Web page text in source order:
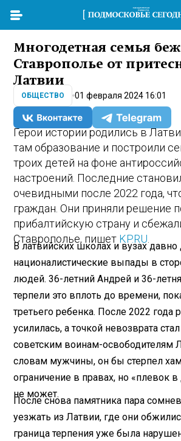
Многодетная семья
Ставрополье от
Латвии
ОБЩЕСТВО 01 февраля 2024 16:01
Герои истории родились в
там образование и построили
троих детей на фоне
настроений. Последние
очевидными после 2022 года,
граждан. Они приняли решение
прибалтийскую страну и
Ставрополье, пишет KP.RU
В латвийских школах и вузах
националистические выпады в
людей. 36-летний Андрей и 36-
терпели это вплоть до времени,
третьего ребенка. После 2022 года
усилилась, а точкой невозврата
советским воинам-освободителям
словам мужчины, он бы стерпел
ограничение в правах, но «плевок
не может.
После снова памятника пара
уезжать из Латвии, где они
граница терпения уже была